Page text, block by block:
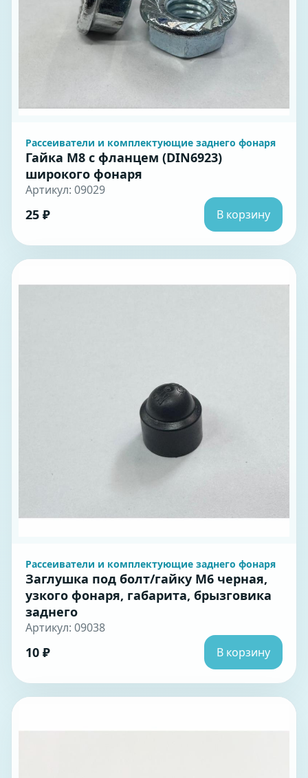
Рассеиватели и комплектующие заднего фонаря
Гайка М8 с фланцем (DIN6923)
широкого фонаря
Артикул: 09029
25 ₽ В корзину
Рассеиватели и комплектующие заднего фонаря
Заглушка под болт/гайку М6 черная,
узкого фонаря, габарита, брызговика
заднего
Артикул: 09038
10 ₽ В корзину